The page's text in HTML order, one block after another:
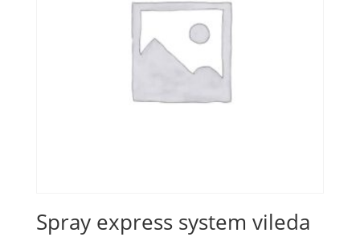
Spray express system vileda